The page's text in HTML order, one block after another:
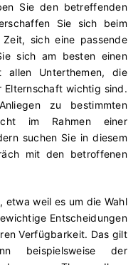
Sie den betreffenden
Sie sich beim
sich eine passende
sich am besten einen
allen Unterthemen, die
Elternschaft wichtig sind.
zu bestimmten
im Rahmen einer
suchen Sie in diesem
mit den betroffenen
etwa weil es um die Wahl
Entscheidungen
Verfügbarkeit. Das gilt
beispielsweise der